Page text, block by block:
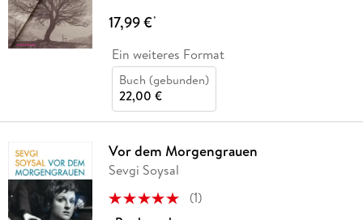
17,99 €*
Ein weiteres Format
Buch (gebunden)
22,00 €
Vor dem Morgengrauen
Sevgi Soysal
(1)